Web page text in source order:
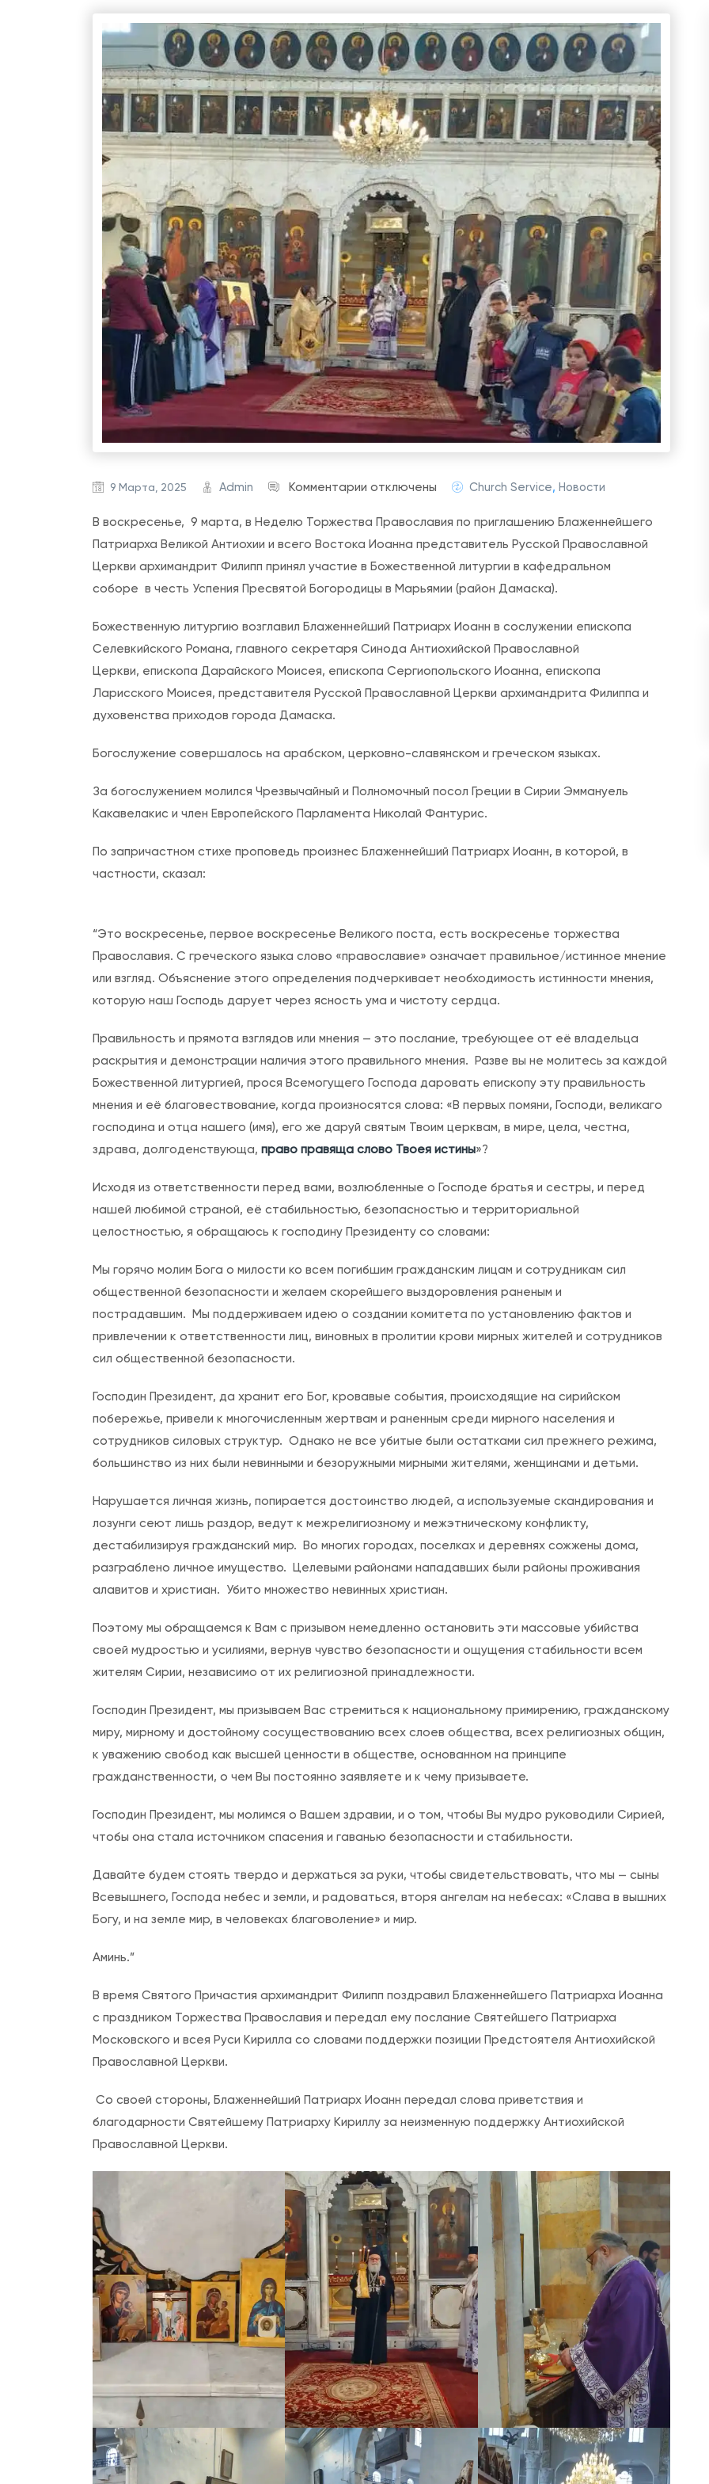
9 Марта, 2025 Admin Комментарии к
а
п
и
с
Н
д
я
о
р
в
а
П
р
в
о
с
л
а
в
я
отключены Church Service, Новости
В воскресенье, 9 марта, в Неделю Торжества Православия по приглашению Блаженнейшего
Патриарха Великой Антиохии и всего Востока Иоанна представитель Русской Православной
Церкви архимандрит Филипп принял участие в Божественной литургии в кафедральном
соборе в честь Успения Пресвятой Богородицы в Марьямии (район Дамаска).
Божественную литургию возглавил Блаженнейший Патриарх Иоанн в сослужении епископа
Селевкийского Романа, главного секретаря Синода Антиохийской Православной
Церкви, епископа Дарайского Моисея, епископа Сергиопольского Иоанна, епископа
Ларисского Моисея, представителя Русской Православной Церкви архимандрита Филиппа и
духовенства приходов города Дамаска.
Богослужение совершалось на арабском, церковно-славянском и греческом языках.
За богослужением молился Чрезвычайный и Полномочный посол Греции в Сирии Эммануель
Какавелакис и член Европейского Парламента Николай Фантурис.
По запричастном стихе проповедь произнес Блаженнейший Патриарх Иоанн, в которой, в
частности, сказал:
“Это воскресенье, первое воскресенье Великого поста, есть воскресенье торжества
Православия. С греческого языка слово «православие» означает правильное/истинное мнение
или взгляд. Объяснение этого определения подчеркивает необходимость истинности мнения,
которую наш Господь дарует через ясность ума и чистоту сердца.
Правильность и прямота взглядов или мнения — это послание, требующее от её владельца
раскрытия и демонстрации наличия этого правильного мнения. Разве вы не молитесь за каждой
Божественной литургией, прося Всемогущего Господа даровать епископу эту правильность
мнения и её благовествование, когда произносятся слова: «В первых помяни, Господи, великаго
господина и отца нашего (имя), его же даруй святым Твоим церквам, в мире, цела, честна,
здрава, долгоденствующа, право правяща слово Твоея истины»?
Исходя из ответственности перед вами, возлюбленные о Господе братья и сестры, и перед
нашей любимой страной, её стабильностью, безопасностью и территориальной
целостностью, я обращаюсь к господину Президенту со словами:
Мы горячо молим Бога о милости ко всем погибшим гражданским лицам и сотрудникам сил
общественной безопасности и желаем скорейшего выздоровления раненым и
пострадавшим. Мы поддерживаем идею о создании комитета по установлению фактов и
привлечении к ответственности лиц, виновных в пролитии крови мирных жителей и сотрудников
сил общественной безопасности.
Господин Президент, да хранит его Бог, кровавые события, происходящие на сирийском
побережье, привели к многочисленным жертвам и раненным среди мирного населения и
сотрудников силовых структур. Однако не все убитые были остатками сил прежнего режима,
большинство из них были невинными и безоружными мирными жителями, женщинами и детьми.
Нарушается личная жизнь, попирается достоинство людей, а используемые скандирования и
лозунги сеют лишь раздор, ведут к межрелигиозному и межэтническому конфликту,
дестабилизируя гражданский мир. Во многих городах, поселках и деревнях сожжены дома,
разграблено личное имущество. Целевыми районами нападавших были районы проживания
алавитов и христиан. Убито множество невинных христиан.
Поэтому мы обращаемся к Вам с призывом немедленно остановить эти массовые убийства
своей мудростью и усилиями, вернув чувство безопасности и ощущения стабильности всем
жителям Сирии, независимо от их религиозной принадлежности.
Господин Президент, мы призываем Вас стремиться к национальному примирению, гражданскому
миру, мирному и достойному сосуществованию всех слоев общества, всех религиозных общин,
к уважению свобод как высшей ценности в обществе, основанном на принципе
гражданственности, о чем Вы постоянно заявляете и к чему призываете.
Господин Президент, мы молимся о Вашем здравии, и о том, чтобы Вы мудро руководили Сирией,
чтобы она стала источником спасения и гаванью безопасности и стабильности.
Давайте будем стоять твердо и держаться за руки, чтобы свидетельствовать, что мы — сыны
Всевышнего, Господа небес и земли, и радоваться, вторя ангелам на небесах: «Слава в вышних
Богу, и на земле мир, в человеках благоволение» и мир.
Аминь.”
В время Святого Причастия архимандрит Филипп поздравил Блаженнейшего Патриарха Иоанна
с праздником Торжества Православия и передал ему послание Святейшего Патриарха
Московского и всея Руси Кирилла со словами поддержки позиции Предстоятеля Антиохийской
Православной Церкви.
Со своей стороны, Блаженнейший Патриарх Иоанн передал слова приветствия и
благодарности Святейшему Патриарху Кириллу за неизменную поддержку Антиохийской
Православной Церкви.